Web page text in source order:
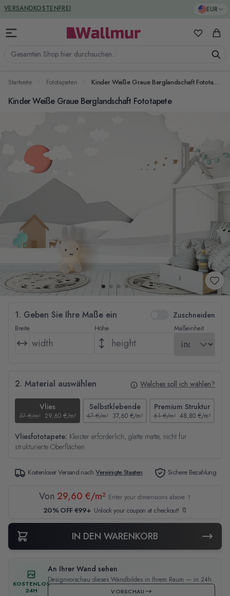
Zum Inhalt springen EUR
Gesamten Shop hier durchsuchen...
Meine
VERSANDKOSTENFREI
GREENGUARD ZERTIFIZIERT
Startseite Fototapeten Kinder Weiße Graue Berglandschaft Fototapete
Kinder Weiße Graue Berglandschaft Fototapete
1. Geben Sie Ihre Maße ein Zuschneiden
Breite Höhe Maßeinheit
2. Material auswählen Welches soll ich wählen?
Vlies
37 €/m² 29,60 €/m²
Selbstklebende
47 €/m² 37,60 €/m²
Premium Struktur
61 €/m² 48,80 €/m²
Vliesfototapete: Kleister erforderlich, glatte matte, nicht für
strukturierte Oberflächen
Kostenloser Versand nachVereinigte Staaten Sichere Bezahlung
Von 29,60 €/m² Enter your dimensions above ↑
20% OFF €99+ Unlock your coupon at checkout! 🔖
IN DEN WARENKORB
KOSTENLOS
24H
An Ihrer Wand sehen
Designvorschau dieses Wandbildes in Ihrem Raum — in 24h.
VORSCHAU